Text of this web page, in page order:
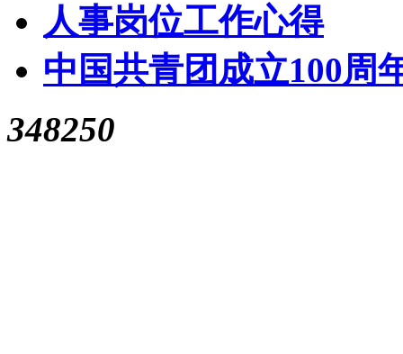
人事岗位工作心得
中国共青团成立100周
348250